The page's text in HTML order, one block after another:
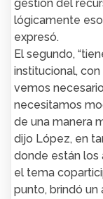
gestión del
lógicamente eso
expresó.
El segundo,
institucional,
vemos
necesitamos
de una manera
dijo López, en
donde están los
el tema
punto, brindó